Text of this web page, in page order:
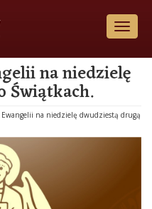
na niedzielę
Świątkach.
na niedzielę dwudziestą drugą